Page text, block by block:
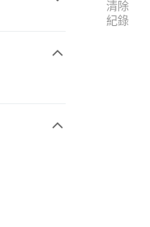
清除
紀錄